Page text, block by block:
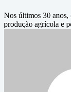
Nos últimos 30
produção agrícola e